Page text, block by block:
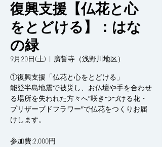
復興支援【仏花と心
をとどける】：はな
の緑
9月20日(土) 廣誓寺（浅野川地区）
①復興支援「仏花と心をとどける」
能登半島地震で被災し、お仏壇や手を合わせ
る場所を失われた方々へ″咲きつづける花・
プリザーブドフラワー″で仏花をつくりお届
けします。
参加費:2,000円